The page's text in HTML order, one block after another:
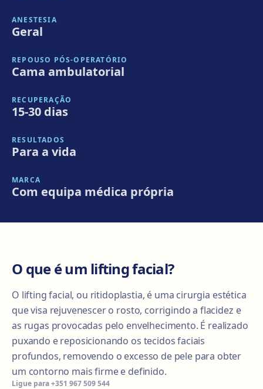
ANESTESIA
Geral
REPOUSO PÓS-OPERATÓRIO
Cama ambulatorial
RECUPERAÇÃO
15-30 dias
RESULTADOS
Para a vida
MARCA
Com equipa médica própria
O que é um lifting facial?
O lifting facial, ou ritidoplastia, é uma cirurgia estética
que visa rejuvenescer o rosto, corrigindo a flacidez e
as rugas provocadas pelo envelhecimento. É realizado
puxando e reposicionando os tecidos faciais
profundos, removendo o excesso de pele para obter
um contorno mais firme e definido.
Ligue para+351 967 509 544